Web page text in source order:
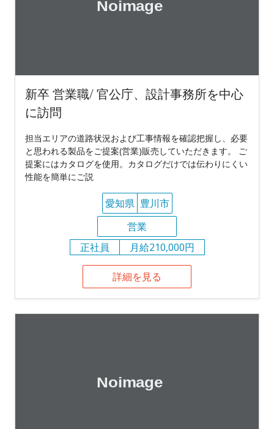
新卒 営業職/ 官公庁、設計事務所を中心
に訪問
担当エリアの道路状況および工事情報を確認把握し、必要
と思われる製品をご提案(営業)販売していただきます。 ご
提案にはカタログを使用。カタログだけでは伝わりにくい
性能を簡単にご説
愛知県 豊川市
営業
正社員
月給210,000円
詳細を見る